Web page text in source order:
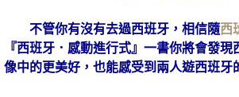
不管你有沒有去過西班牙，相信隨西
『西班牙．感動進行式』一書你將會發現
像中的更美好，也能感受到兩人遊西班牙